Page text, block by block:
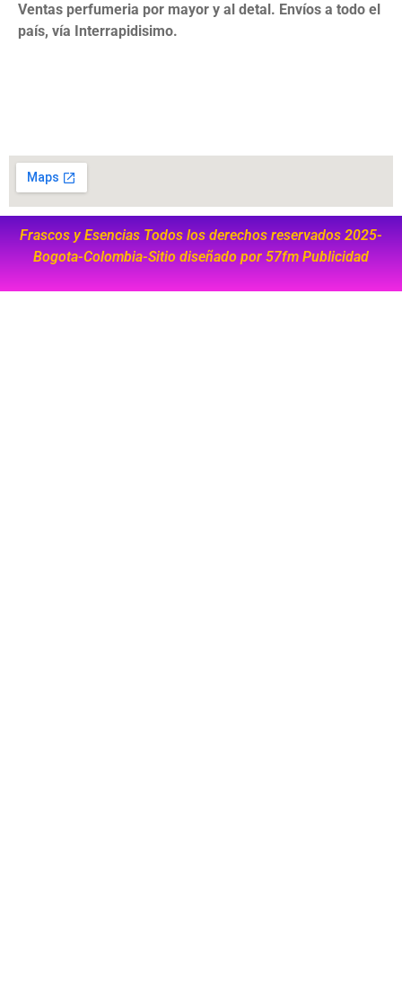
Ventas perfumeria por mayor y al detal. Envíos a todo el
país, vía Interrapidisimo.
Frascos y Esencias Todos los derechos reservados 2025-
Bogota-Colombia-Sitio diseñado por 57fm Publicidad